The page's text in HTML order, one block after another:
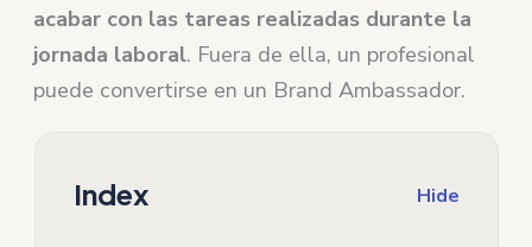
acabar con las tareas realizadas durante la
jornada laboral. Fuera de ella, un profesional
puede convertirse en un Brand Ambassador.
Index Hide